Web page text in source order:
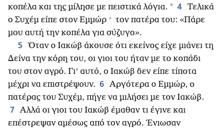
κοπέλα και της μίλησε με πειστικά λόγια. * 4 Τελικά
ο Συχέμ είπε στον Εμμώρ + τον πατέρα του: «Πάρε
μου αυτή την κοπέλα για σύζυγο».
5 Όταν ο Ιακώβ άκουσε ότι εκείνος είχε μιάνει τη
Δείνα την κόρη του, οι γιοι του ήταν με το κοπάδι
του στον αγρό. Γι’ αυτό, ο Ιακώβ δεν είπε τίποτα
μέχρι να επιστρέψουν. 6 Αργότερα ο Εμμώρ, ο
πατέρας του Συχέμ, πήγε να μιλήσει με τον Ιακώβ.
7 Αλλά οι γιοι του Ιακώβ έμαθαν τι έγινε και
επέστρεψαν αμέσως από τον αγρό. Ένιωσαν